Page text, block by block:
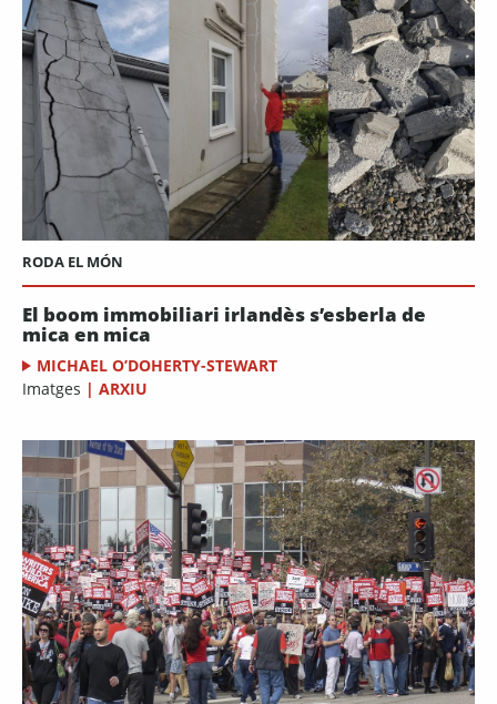
RODA EL MÓN
El boom immobiliari irlandès s’esberla de
mica en mica
MICHAEL O’DOHERTY-STEWART
Imatges | ARXIU